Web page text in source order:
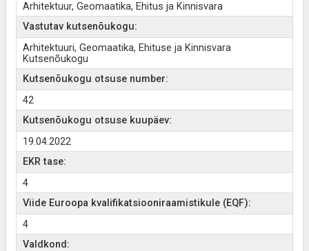
Arhitektuur, Geomaatika, Ehitus ja Kinnisvara
Vastutav kutsenõukogu:
Arhitektuuri, Geomaatika, Ehituse ja Kinnisvara
Kutsenõukogu
Kutsenõukogu otsuse number:
42
Kutsenõukogu otsuse kuupäev:
19.04.2022
EKR tase:
4
Viide Euroopa kvalifikatsiooniraamistikule (EQF):
4
Valdkond: